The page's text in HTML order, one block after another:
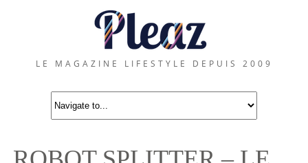
LE MAGAZINE LIFESTYLE DEPUIS 2009